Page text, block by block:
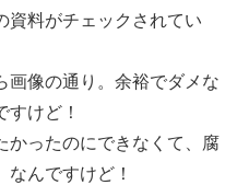
資料がチェックされてい
画像の通り。余裕でダメな
けど！
かったのにできなくて、腐
なんですけど！